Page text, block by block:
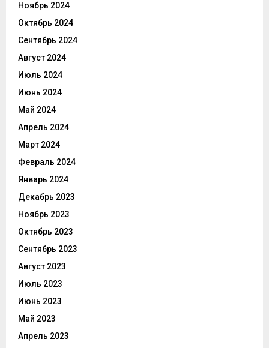
Ноябрь 2024
Октябрь 2024
Сентябрь 2024
Август 2024
Июль 2024
Июнь 2024
Май 2024
Апрель 2024
Март 2024
Февраль 2024
Январь 2024
Декабрь 2023
Ноябрь 2023
Октябрь 2023
Сентябрь 2023
Август 2023
Июль 2023
Июнь 2023
Май 2023
Апрель 2023